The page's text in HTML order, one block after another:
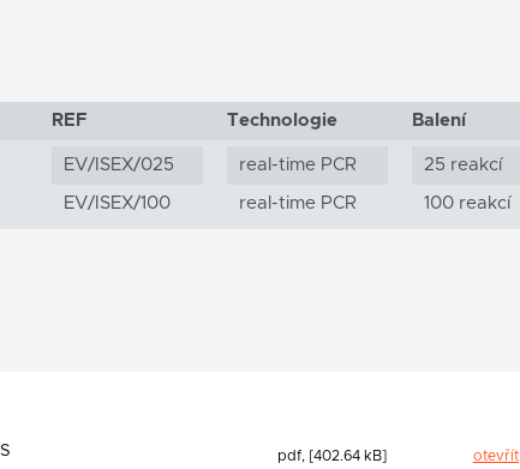
REF Technologie Balení
EV/ISEX/025
EV/ISEX/100
real-time PCR
real-time PCR
25 reakcí
100 reakcí
pdf, [402.64 kB] otevřít